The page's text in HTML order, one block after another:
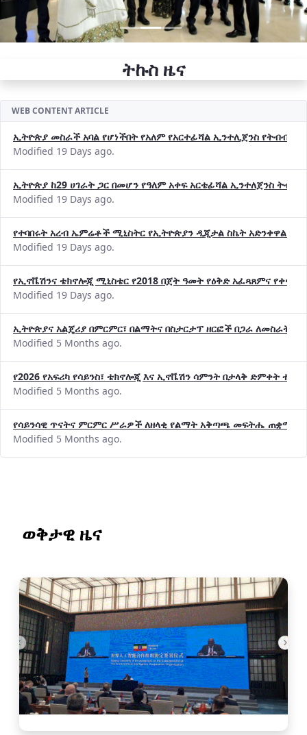
ትኩስ ዜና
WEB CONTENT ARTICLE
ኢትዮጵያ መስራች አባል የሆነችበት የአለም የአርተፊሻል ኢንተሊጀንስ የትብብር
Modified 19 Days ago.
ኢትዮጵያ ከ29 ሀገራት ጋር በመሆን የዓለም አቀፍ አርቴፊሻል ኢንተለጀንስ
Modified 19 Days ago.
የተባበሩት አረብ ኤምሬቶች ሚኒስትር የኢትዮጵያን ዲጂታል ስኬት አድንቀዋል
Modified 19 Days ago.
የኢኖቬሽንና ቴክኖሎጂ ሚኒስቴር የ2018 በጀት ዓመት የዕቅድ አፈጻጸምና
Modified 19 Days ago.
ኢትዮጵያና አልጄሪያ በምርምር፣ በልማትና በስታርታፕ ዘርፎች በጋራ ለመስራት
Modified 5 Months ago.
የ2026 የአፍሪካ የሳይንስ፣ ቴክኖሎጂ እና ኢኖቬሽን ሳምንት በታላቅ ድምቀት
Modified 5 Months ago.
የሳይንሳዊ ጥናትና ምርምር ሥራዎች ለዘላቂ የልማት አቅጣጫ መፍትሔ ጠቋሚ
Modified 5 Months ago.
ወቅታዊ ዜና